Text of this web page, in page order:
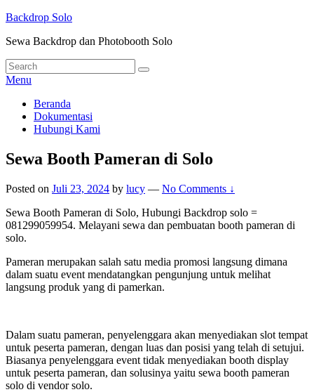
Skip
content
Backdrop Solo
Sewa Backdrop dan Photobooth Solo
Search
for:
Search
Menu
Primary
menu
Beranda
Dokumentasi
Hubungi Kami
Sewa Booth Pameran di Solo
Posted on Juli 23, 2024 by lucy — No Comments ↓
Sewa Booth Pameran di Solo, Hubungi Backdrop solo =
081299059954. Melayani sewa dan pembuatan booth pameran di
solo.
Pameran merupakan salah satu media promosi langsung dimana
dalam suatu event mendatangkan pengunjung untuk melihat
langsung produk yang di pamerkan.
Dalam suatu pameran, penyelenggara akan menyediakan slot tempat
untuk peserta pameran, dengan luas dan posisi yang telah di setujui.
Biasanya penyelenggara event tidak menyediakan booth display
untuk peserta pameran, dan solusinya yaitu sewa booth pameran
solo di vendor solo.